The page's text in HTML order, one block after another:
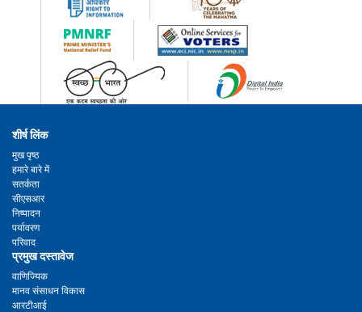
शीर्ष लिंक
मुख पृष्ठ
हमारे बारे में
सतर्कता
सीएसआर
निष्पादन
पर्यावरण
परिवाद
प्रमुख दस्तावेज
वाणिज्यिक
मानव संसाधन विकास
आरटीआई